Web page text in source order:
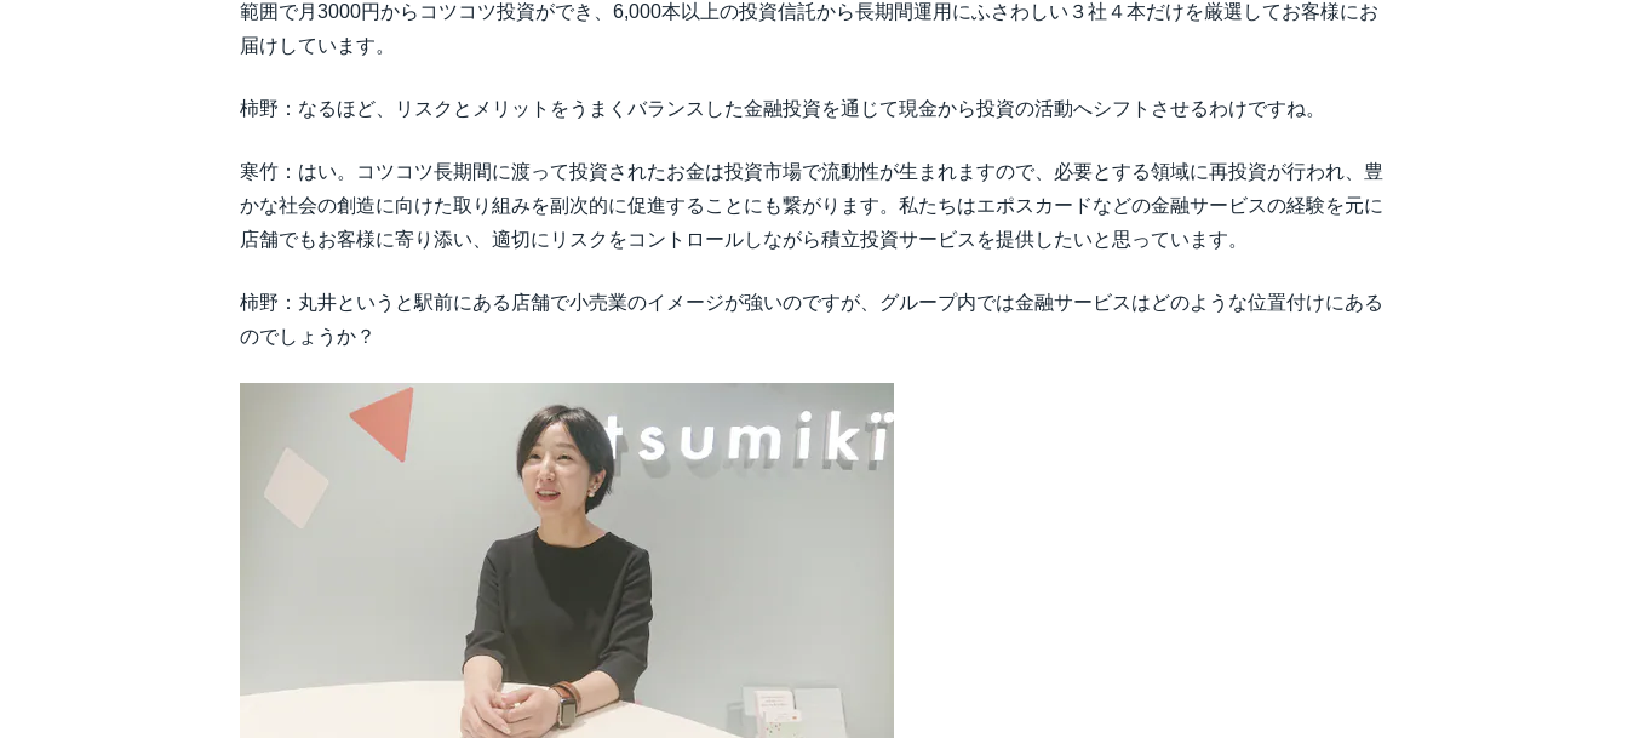
範囲で月3000円からコツコツ投資ができ、6,000本以上の投資信託から長期間運用にふさわしい３社４本だけを厳選してお客様にお
届けしています。
柿野：なるほど、リスクとメリットをうまくバランスした金融投資を通じて現金から投資の活動へシフトさせるわけですね。
寒竹：はい。コツコツ長期間に渡って投資されたお金は投資市場で流動性が生まれますので、必要とする領域に再投資が行われ、豊
かな社会の創造に向けた取り組みを副次的に促進することにも繋がります。私たちはエポスカードなどの金融サービスの経験を元に
店舗でもお客様に寄り添い、適切にリスクをコントロールしながら積立投資サービスを提供したいと思っています。
柿野：丸井というと駅前にある店舗で小売業のイメージが強いのですが、グループ内では金融サービスはどのような位置付けにある
のでしょうか？